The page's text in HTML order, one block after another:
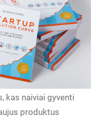
kas naiviai gyventi
produktus